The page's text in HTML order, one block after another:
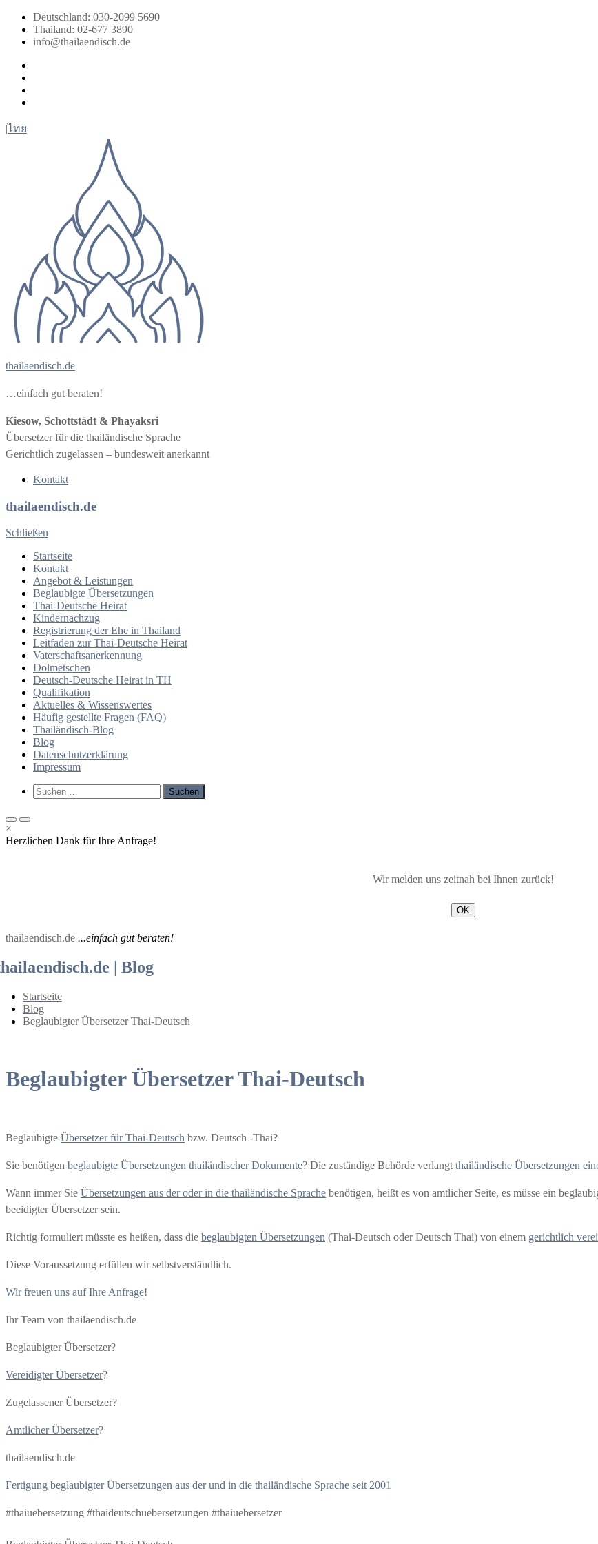
Zum
Inhalt
springen
Deutschland: 030-2099 5690
Thailand: 02-677 3890
info@thailaendisch.de
|ไทย
thailaendisch.de
…einfach gut beraten!
Kiesow, Schottstädt & Phayaksri
Übersetzer für die thailändische Sprache
Gerichtlich zugelassen – bundesweit anerkannt
Kontakt
thailaendisch.de
Schließen
Startseite
Kontakt
Angebot & Leistungen
Beglaubigte Übersetzungen
Thai-Deutsche Heirat
Kindernachzug
Registrierung der Ehe in Thailand
Leitfaden zur Thai-Deutsche Heirat
Vaterschaftsanerkennung
Dolmetschen
Deutsch-Deutsche Heirat in TH
Qualifikation
Aktuelles & Wissenswertes
Häufig gestellte Fragen (FAQ)
Thailändisch-Blog
Blog
Datenschutzerklärung
Impressum
Such-
Formular
Suchen
nach:
Primäres
Menü
für
Primäres
Menü
für
×
Herzlichen Dank für Ihre Anfrage!
Wir melden uns zeitnah bei Ihnen zurück!
OK
thailaendisch.de ...einfach gut beraten!
| Blog
Startseite
Blog
Beglaubigter Übersetzer Thai-Deutsch
Beglaubigter Übersetzer Thai-Deutsch
Beglaubigte Übersetzer für Thai-Deutsch bzw. Deutsch -Thai?
Sie benötigen beglaubigte Übersetzungen thailändischer Dokumente? Die zuständige Behörde verlangt thailändische Übersetzungen
Wann immer Sie Übersetzungen aus der oder in die thailändische Sprache benötigen, heißt es von amtlicher Seite, es müsse ein
beeidigter Übersetzer sein.
Richtig formuliert müsste es heißen, dass die beglaubigten Übersetzungen (Thai-Deutsch oder Deutsch Thai) von einem gerichtlich
Diese Voraussetzung erfüllen wir selbstverständlich.
Wir freuen uns auf Ihre Anfrage!
Ihr Team von thailaendisch.de
Beglaubigter Übersetzer?
Vereidigter Übersetzer?
Zugelassener Übersetzer?
Amtlicher Übersetzer?
thailaendisch.de
Fertigung beglaubigter Übersetzungen aus der und in die thailändische Sprache seit 2001
#thaiuebersetzung #thaideutschuebersetzungen #thaiuebersetzer